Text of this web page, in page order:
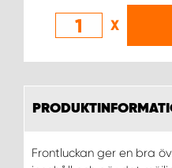
X
Frontluckan ger en bra
WORK SYSTEM STOCKHOLM SYD
WORK SYSTEM UMEÅ